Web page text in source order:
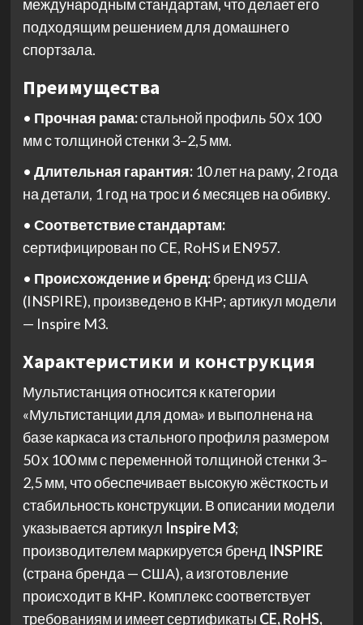
международным стандартам, что делает его
подходящим решением для домашнего
спортзала.
Преимущества
• Прочная рама:стальной профиль 50 х 100
мм с толщиной стенки 3–2,5 мм.
• Длительная гарантия:10 лет на раму, 2 года
на детали, 1 год на трос и 6 месяцев на обивку.
• Соответствие стандартам:
сертифицирован по CE, RoHS и EN957.
• Происхождение и бренд:бренд из США
(INSPIRE), произведено в КНР; артикул модели
— Inspire M3.
Характеристики и конструкция
Мультистанция относится к категории
«Мультистанции для дома» и выполнена на
базе каркаса из стального профиля размером
50 х 100 мм с переменной толщиной стенки 3–
2,5 мм, что обеспечивает высокую жёсткость и
стабильность конструкции. В описании модели
указывается артикул Inspire M3;
производителем маркируется бренд INSPIRE
(страна бренда — США), а изготовление
происходит в КНР. Комплекс соответствует
требованиям и имеет сертификаты CE, RoHS,